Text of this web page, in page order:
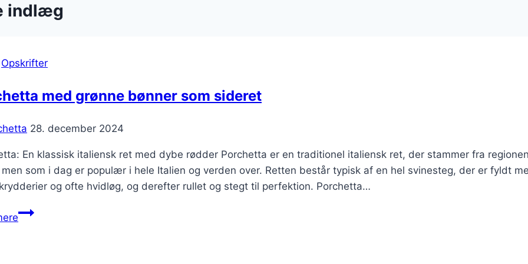
indlæg
Opskrifter
med grønne bønner som sideret
28. december 2024
En klassisk italiensk ret med dybe rødder Porchetta er en traditionel italiensk ret, der stammer fra
som i dag er populær i hele Italien og verden over. Retten består typisk af en hel svinesteg, der er fyldt
og ofte hvidløg, og derefter rullet og stegt til perfektion. Porchetta…
Porchetta